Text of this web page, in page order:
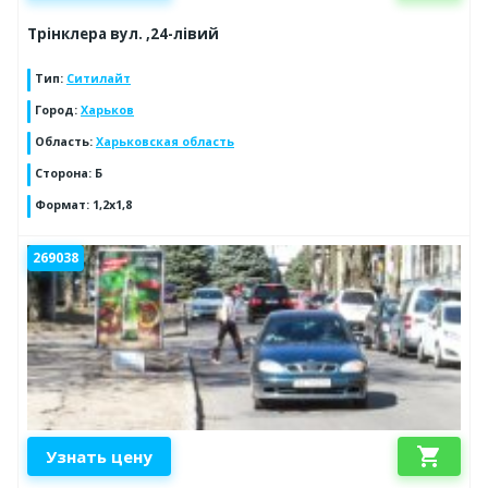
Трінклера вул. ,24-лівий
Тип: Ситилайт
Город: Харьков
Область: Харьковская область
Сторона: Б
Формат: 1,2х1,8
269038
Узнать цену shopping_cart